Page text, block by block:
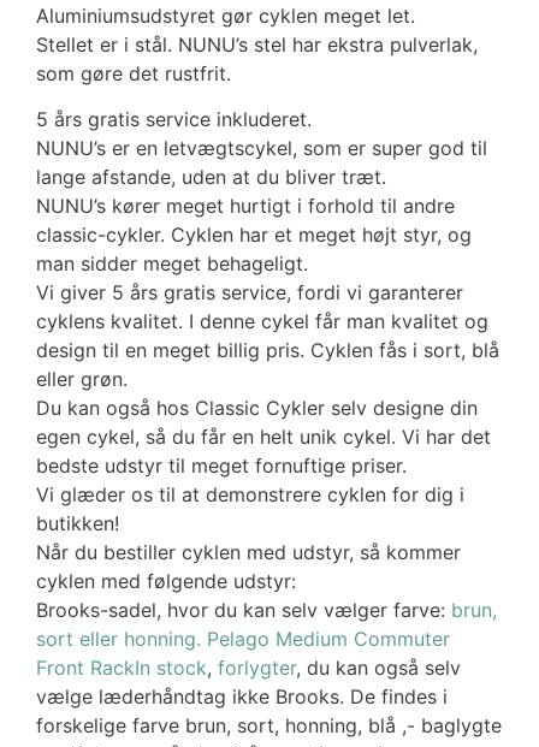
Aluminiumsudstyret gør cyklen meget let.
Stellet er i stål. NUNU’s stel har ekstra pulverlak,
som gøre det rustfrit.
5 års gratis service inkluderet.
NUNU’s er en letvægtscykel, som er super god til
lange afstande, uden at du bliver træt.
NUNU’s kører meget hurtigt i forhold til andre
classic-cykler. Cyklen har et meget højt styr, og
man sidder meget behageligt.
Vi giver 5 års gratis service, fordi vi garanterer
cyklens kvalitet. I denne cykel får man kvalitet og
design til en meget billig pris. Cyklen fås i sort, blå
eller grøn.
Du kan også hos Classic Cykler selv designe din
egen cykel, så du får en helt unik cykel. Vi har det
bedste udstyr til meget fornuftige priser.
Vi glæder os til at demonstrere cyklen for dig i
butikken!
Når du bestiller cyklen med udstyr, så kommer
cyklen med følgende udstyr:
Brooks-sadel, hvor du kan selv vælger farve: brun,
sort eller honning. Pelago Medium Commuter
Front RackIn stock, forlygter, du kan også selv
vælge læderhåndtag ikke Brooks. De findes i
forskelige farve brun, sort, honning, blå ,- baglygte